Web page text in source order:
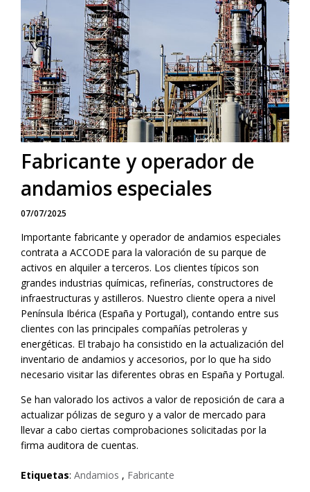
Fabricante y operador de
andamios especiales
07/07/2025
Importante fabricante y operador de andamios especiales
contrata a ACCODE para la valoración de su parque de
activos en alquiler a terceros. Los clientes típicos son
grandes industrias químicas, refinerías, constructores de
infraestructuras y astilleros. Nuestro cliente opera a nivel
Península Ibérica (España y Portugal), contando entre sus
clientes con las principales compañías petroleras y
energéticas. El trabajo ha consistido en la actualización del
inventario de andamios y accesorios, por lo que ha sido
necesario visitar las diferentes obras en España y Portugal.
Se han valorado los activos a valor de reposición de cara a
actualizar pólizas de seguro y a valor de mercado para
llevar a cabo ciertas comprobaciones solicitadas por la
firma auditora de cuentas.
Etiquetas: Andamios , Fabricante